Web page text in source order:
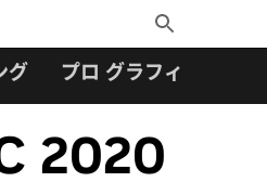
Toggle
Search
グ プロ グラフィックス
2020
ロボティクスを学ぼう